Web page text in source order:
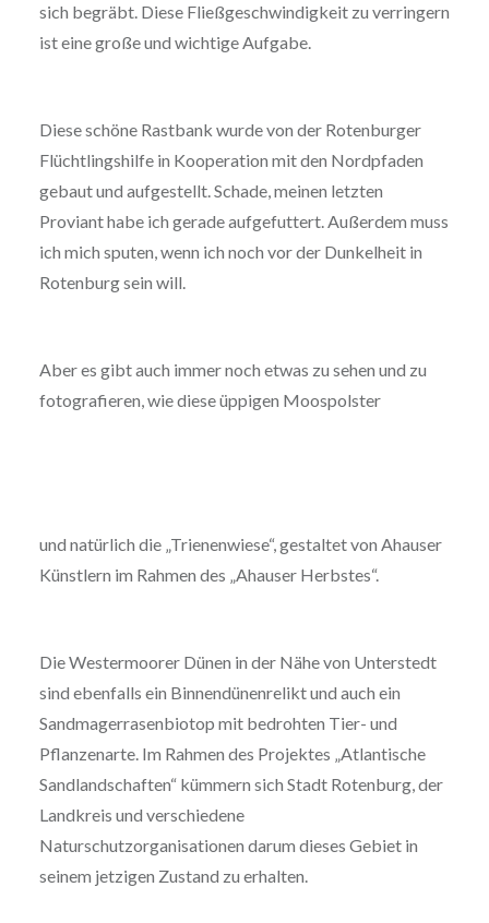
sich begräbt. Diese Fließgeschwindigkeit zu verringern
ist eine große und wichtige Aufgabe.
Diese schöne Rastbank wurde von der Rotenburger
Flüchtlingshilfe in Kooperation mit den Nordpfaden
gebaut und aufgestellt. Schade, meinen letzten
Proviant habe ich gerade aufgefuttert. Außerdem muss
ich mich sputen, wenn ich noch vor der Dunkelheit in
Rotenburg sein will.
Aber es gibt auch immer noch etwas zu sehen und zu
fotografieren, wie diese üppigen Moospolster
und natürlich die „Trienenwiese“, gestaltet von Ahauser
Künstlern im Rahmen des „Ahauser Herbstes“.
Die Westermoorer Dünen in der Nähe von Unterstedt
sind ebenfalls ein Binnendünenrelikt und auch ein
Sandmagerrasenbiotop mit bedrohten Tier- und
Pflanzenarte. Im Rahmen des Projektes „Atlantische
Sandlandschaften“ kümmern sich Stadt Rotenburg, der
Landkreis und verschiedene
Naturschutzorganisationen darum dieses Gebiet in
seinem jetzigen Zustand zu erhalten.